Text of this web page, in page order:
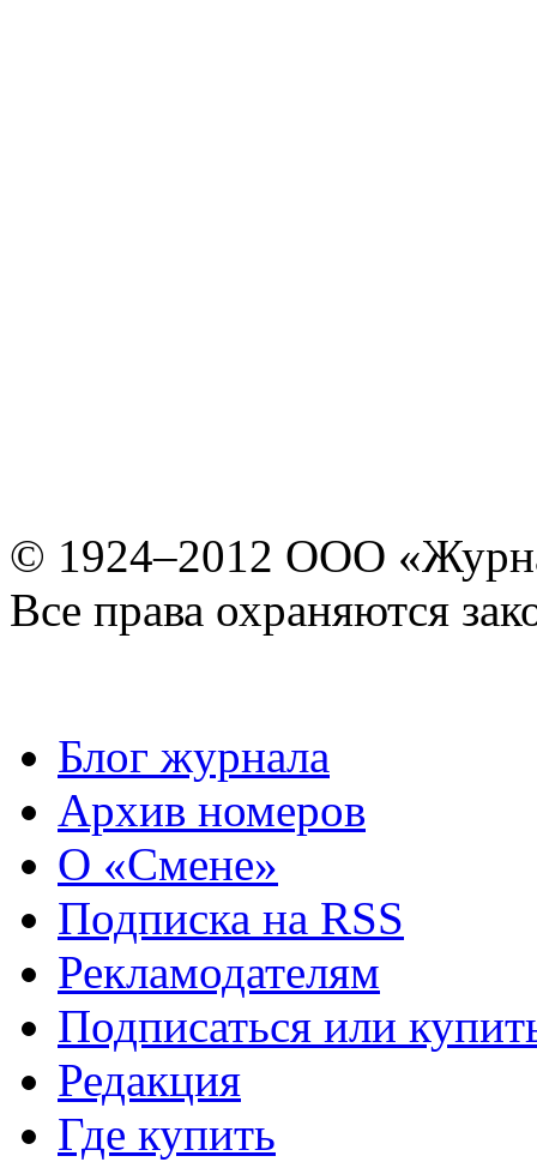
© 1924–2012 ООО
Все права охраняются
Блог журнала
Архив номеров
О «Смене»
Подписка на RSS
Рекламодателям
Подписаться или
Редакция
Где купить